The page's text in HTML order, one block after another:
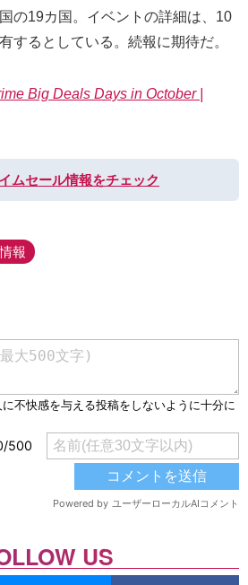
の19カ国。イベントの詳細は、10
するとしている。続報に期待だ。
Big Deals Days in October |
ムセール情報をチェック
報
US